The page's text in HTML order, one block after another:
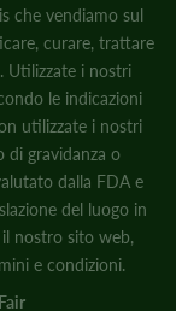
che vendiamo sul
curare, trattare
Utilizzate i nostri
le indicazioni
utilizzate i nostri
di gravidanza o
dalla FDA e
del luogo in
nostro sito web,
e condizioni.